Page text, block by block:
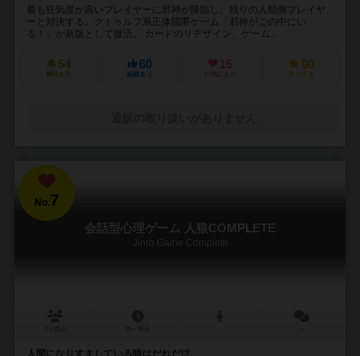
最も狂気度が高いプレイヤーに邪神が降臨し、残りの人類側プレイヤ
ーと対決する。クトゥルフ系正体隠匿ゲーム「邪神がこの中にい
る！」が新版として復活。 カードのリデザイン、ゲーム...
54
興味あり
60
経験あり
15
お気に入り
90
持ってる
No.7
会話型心理ゲーム 人狼COMPLETE
Jinro Game Complete
人間になりすましている狼はだれだ!?